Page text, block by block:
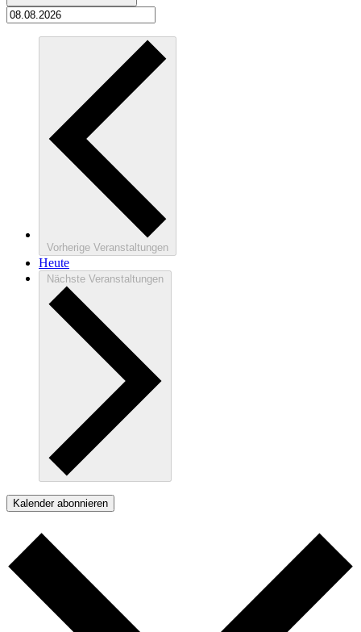
Vorherige Veranstaltungen
Heute
Nächste Veranstaltungen
Kalender abonnieren